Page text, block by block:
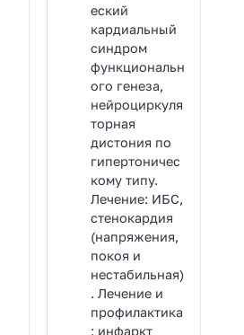
еский
кардиальный
синдром
функциональн
ого генеза,
нейроциркуля
торная
дистония по
гипертоничес
кому типу.
Лечение: ИБС,
стенокардия
(напряжения,
покоя и
нестабильная)
. Лечение и
профилактика
: инфаркт